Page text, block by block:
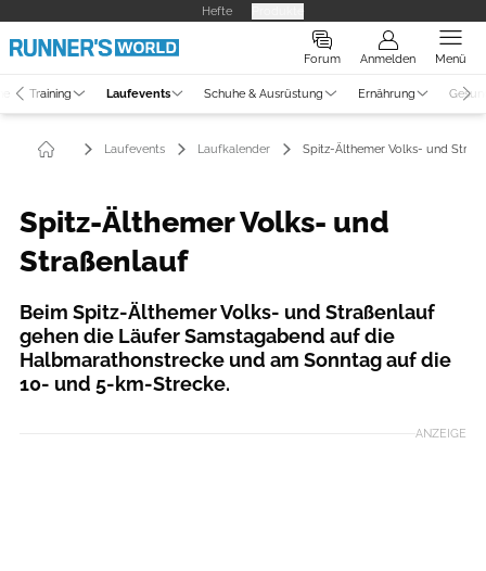
Hefte
Forum Anmelden Menü
Training Laufevents Schuhe & Ausrüstung Ernährung
Laufevents Laufkalender Spitz-Älthemer Volks- und
Spitz-Älthemer Volks- und
Straßenlauf
Beim Spitz-Älthemer Volks- und Straßenlauf
gehen die Läufer Samstagabend auf die
Halbmarathonstrecke und am Sonntag auf die
10- und 5-km-Strecke.
ANZEIGE